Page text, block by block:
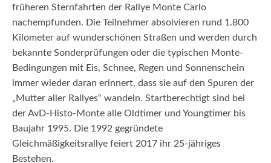
früheren Sternfahrten der Rallye Monte Carlo
nachempfunden. Die Teilnehmer absolvieren rund 1.800
Kilometer auf wunderschönen Straßen und werden durch
bekannte Sonderprüfungen oder die typischen Monte-
Bedingungen mit Eis, Schnee, Regen und Sonnenschein
immer wieder daran erinnert, dass sie auf den Spuren der
„Mutter aller Rallyes“ wandeln. Startberechtigt sind bei
der AvD-Histo-Monte alle Oldtimer und Youngtimer bis
Baujahr 1995. Die 1992 gegründete
Gleichmäßigkeitsrallye feiert 2017 ihr 25-jähriges
Bestehen.